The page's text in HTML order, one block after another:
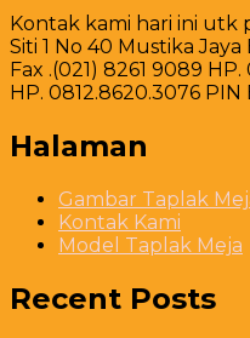
Kontak kami hari ini utk
Siti 1 No 40 Mustika Jaya
Fax .(021) 8261 9089
HP. 0812.8620.3076 PIN
Halaman
Gambar Taplak
Kontak Kami
Model Taplak Meja
Recent Posts